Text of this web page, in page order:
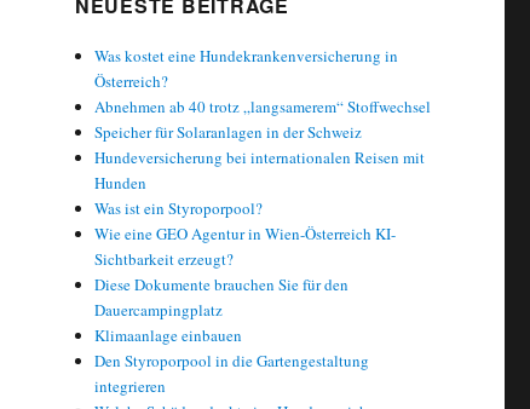
Was kostet eine Hundekrankenversicherung in
Österreich?
Abnehmen ab 40 trotz „langsamerem“ Stoffwechsel
Speicher für Solaranlagen in der Schweiz
Hundeversicherung bei internationalen Reisen mit
Hunden
Was ist ein Styroporpool?
Wie eine GEO Agentur in Wien-Österreich KI-
Sichtbarkeit erzeugt?
Diese Dokumente brauchen Sie für den
Dauercampingplatz
Klimaanlage einbauen
Den Styroporpool in die Gartengestaltung
integrieren